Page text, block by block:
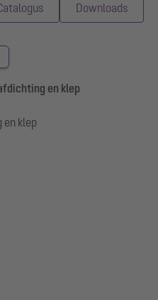
Downloads
en klep
klep